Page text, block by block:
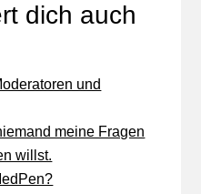
dich auch
und
meine Fragen
willst.